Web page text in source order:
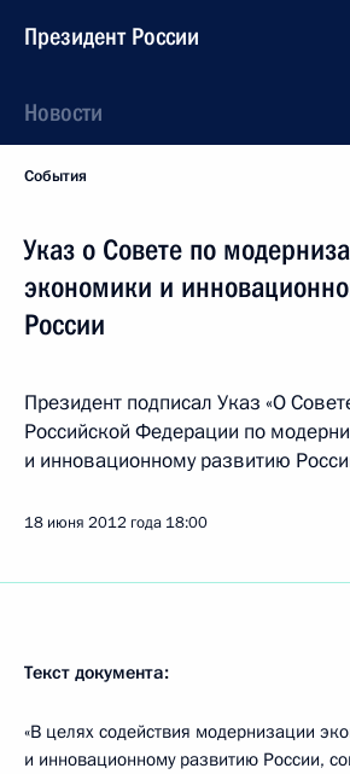
Президент России
Новости
События
Указ о Совете по
экономики и
России
Президент подписал Указ «О
Российской Федерации по
и инновационному развитию
18 июня 2012 года 18:00
Текст документа:
«В целях содействия модернизации
и инновационному развитию России,